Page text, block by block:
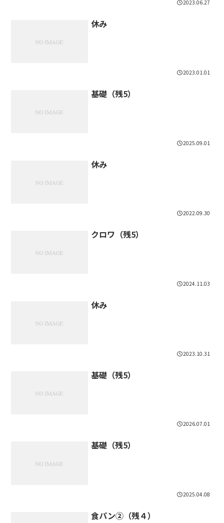
2023.06.27
休み
2023.01.01
基礎（残5）
2025.09.01
休み
2022.09.30
クロワ（残5）
2024.11.03
休み
2023.10.31
基礎（残5）
2026.07.01
基礎（残5）
2025.04.08
食パン②（残４）